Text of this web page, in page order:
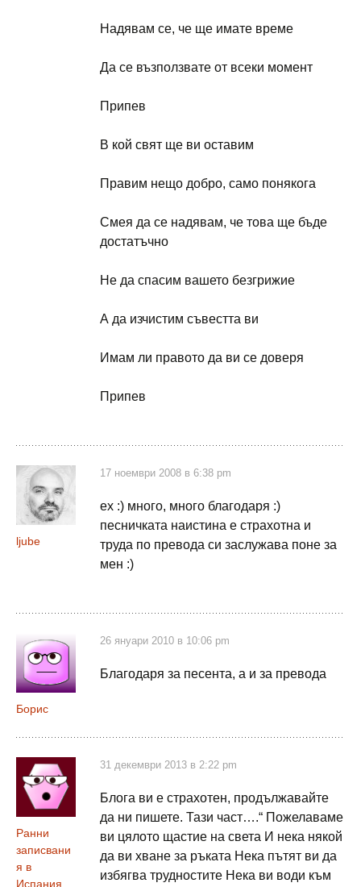
Надявам се, че ще имате време
Да се възползвате от всеки момент
Припев
В кой свят ще ви оставим
Правим нещо добро, само понякога
Смея да се надявам, че това ще бъде
достатъчно
Не да спасим вашето безгрижие
А да изчистим съвестта ви
Имам ли правото да ви се доверя
Припев
ljube
17 ноември 2008 в 6:38 pm
ех :) много, много благодаря :)
песничката наистина е страхотна и
труда по превода си заслужава поне за
мен :)
Борис
26 януари 2010 в 10:06 pm
Благодаря за песента, а и за превода
Ранни
записвани
я в
Испания
31 декември 2013 в 2:22 pm
Блога ви е страхотен, продължавайте
да ни пишете. Тази част….“ Пожелаваме
ви цялото щастие на света И нека някой
да ви хване за ръката Нека пътят ви да
избягва трудностите Нека ви води към